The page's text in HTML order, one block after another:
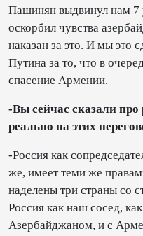
Пашинян выдвинул нам 7
оскорбил чувства
наказан за это. И мы это
Путина за то, что в
спасение Армении.
-Вы сейчас сказали про
реально на этих
-Россия как
же, имеет теми же
наделены три страны со
Россия как наш сосед,
Азербайджаном, и с